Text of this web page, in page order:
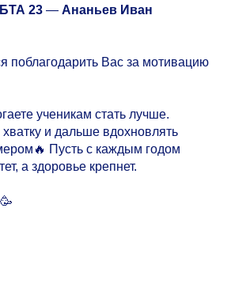
23 — Ананьев Иван
поблагодарить Вас за мотивацию
ученикам стать лучше.
и дальше вдохновлять
Пусть с каждым годом
а здоровье крепнет.